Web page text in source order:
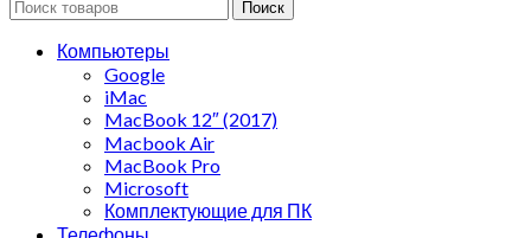
Поиск
Компьютеры
Google
iMac
MacBook 12″ (2017)
Macbook Air
MacBook Pro
Microsoft
Комплектующие для ПК